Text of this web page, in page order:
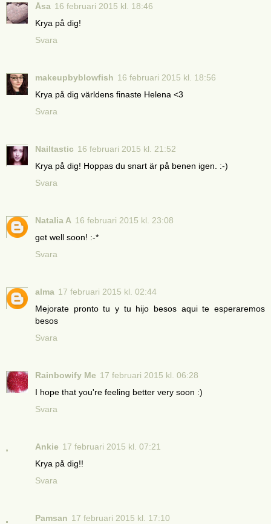
Åsa 16 februari 2015 kl. 18:46
Krya på dig!
Svara
makeupbyblowfish 16 februari 2015 kl. 18:56
Krya på dig världens finaste Helena <3
Svara
Nailtastic 16 februari 2015 kl. 21:52
Krya på dig! Hoppas du snart är på benen igen. :-)
Svara
Natalia A 16 februari 2015 kl. 23:08
get well soon! :-*
Svara
alma 17 februari 2015 kl. 02:44
Mejorate pronto tu y tu hijo besos aqui te esperaremos
besos
Svara
Rainbowify Me 17 februari 2015 kl. 06:28
I hope that you're feeling better very soon :)
Svara
Ankie 17 februari 2015 kl. 07:21
Krya på dig!!
Svara
Pamsan 17 februari 2015 kl. 17:10